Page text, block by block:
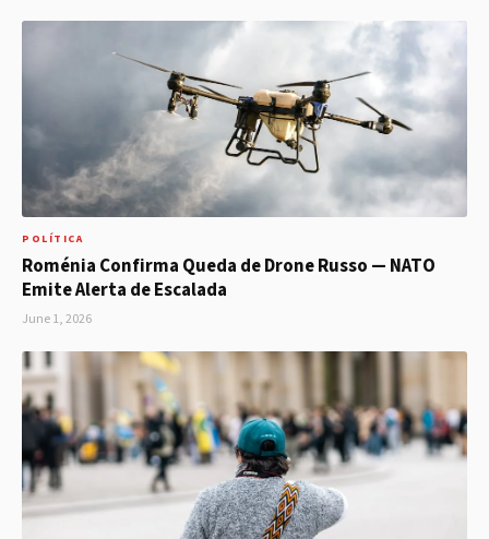
POLÍTICA
Roménia Confirma Queda de Drone Russo — NATO
Emite Alerta de Escalada
June 1, 2026